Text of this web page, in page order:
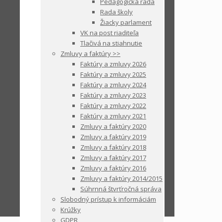
Rada školy
Žiacky parlament
VK na post riaditeľa
Tlačivá na stiahnutie
Zmluvy a faktúry >>
Faktúry a zmluvy 2026
Faktúry a zmluvy 2025
Faktúry a zmluvy 2024
Faktúry a zmluvy 2023
Faktúry a zmluvy 2022
Faktúry a zmluvy 2021
Zmluvy a faktúry 2020
Zmluvy a faktúry 2019
Zmluvy a faktúry 2018
Zmluvy a faktúry 2017
Zmluvy a faktúry 2016
Zmluvy a faktúry 2014/2015
Súhrnná štvrťročná správa
Slobodný prístup k informáciám
Krúžky
GDPR